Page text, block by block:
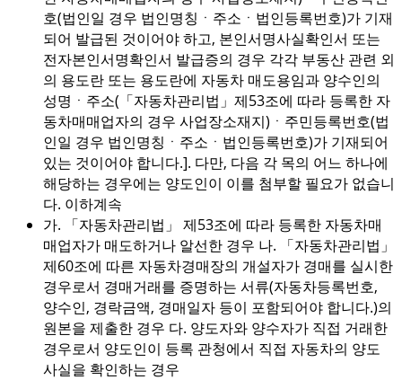
호(법인일 경우 법인명칭ㆍ주소ㆍ법인등록번호)가 기재
되어 발급된 것이어야 하고, 본인서명사실확인서 또는
전자본인서명확인서 발급증의 경우 각각 부동산 관련 외
의 용도란 또는 용도란에 자동차 매도용임과 양수인의
성명ㆍ주소(「자동차관리법」제53조에 따라 등록한 자
동차매매업자의 경우 사업장소재지)ㆍ주민등록번호(법
인일 경우 법인명칭ㆍ주소ㆍ법인등록번호)가 기재되어
있는 것이어야 합니다.]. 다만, 다음 각 목의 어느 하나에
해당하는 경우에는 양도인이 이를 첨부할 필요가 없습니
다. 이하계속
가. 「자동차관리법」 제53조에 따라 등록한 자동차매
매업자가 매도하거나 알선한 경우 나. 「자동차관리법」
제60조에 따른 자동차경매장의 개설자가 경매를 실시한
경우로서 경매거래를 증명하는 서류(자동차등록번호,
양수인, 경락금액, 경매일자 등이 포함되어야 합니다.)의
원본을 제출한 경우 다. 양도자와 양수자가 직접 거래한
경우로서 양도인이 등록 관청에서 직접 자동차의 양도
사실을 확인하는 경우